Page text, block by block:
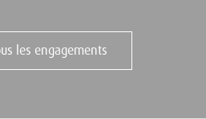
les engagements